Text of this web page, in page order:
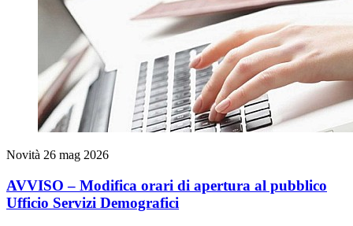
Novità 26 mag 2026
AVVISO – Modifica orari di apertura al pubblico
Ufficio Servizi Demografici